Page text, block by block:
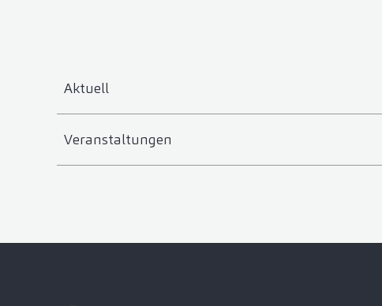
Aktuell
Veranstaltungen